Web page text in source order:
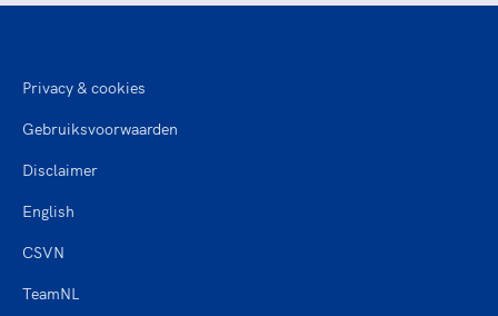
Privacy & cookies
Gebruiksvoorwaarden
Disclaimer
English
CSVN
TeamNL